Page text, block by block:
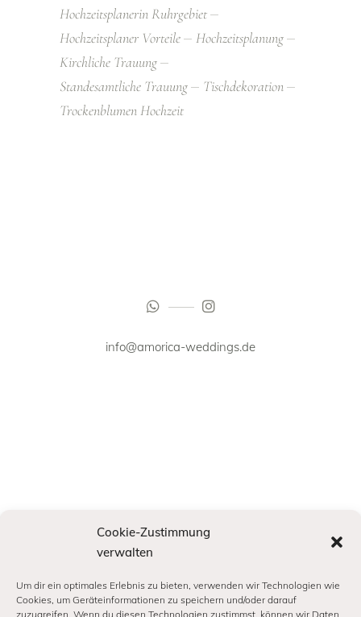
Cookie-Zustimmung
verwalten
Um dir ein optimales Erlebnis zu bieten, verwenden wir Technologien wie
Cookies, um Geräteinformationen zu speichern und/oder darauf
zuzugreifen. Wenn du diesen Technologien zustimmst, können wir Daten
Hochzeitsplanerin Ruhrgebiet
Hochzeitsplaner Vorteile
Hochzeitsplanung
Kirchliche Trauung
Standesamtliche Trauung
Tischdekoration
Trockenblumen Hochzeit
info@amorica-weddings.de